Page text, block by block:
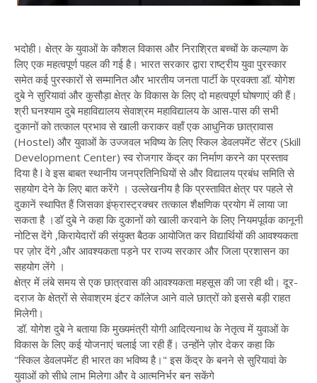
भदोही। क्षेत्र के युवाओं के कौशल विकास और निराश्रित बच्चों के कल्याण के
लिए एक महत्वपूर्ण पहल की गई है। भारत सरकार द्वारा राष्ट्रीय युवा पुरस्कार
समेत कई पुरस्कारों से सम्मानित और भारतीय जनता पार्टी के प्रवक्ता डॉ. योगेश
दुबे ने सुरियावां और कुसौड़ा क्षेत्र के विकास के लिए दो महत्वपूर्ण घोषणाएं की हैं।
श्री घनश्याम दुबे महाविद्यालय सेवाश्रम महाविद्यालय के आस-पास की सभी
दुकानों को तत्काल प्रभाव से खाली कराकर वहाँ एक आधुनिक छात्रावास
(Hostel) और युवाओं के उज्जवल भविष्य के लिए स्किल डेवलपमेंट सेंटर (Skill
Development Center) स्व रोजगार केंद्र का निर्माण करने का प्रस्ताव
दिया है l वे इस बाबत स्थानीय जनप्रतिनिधियों से और विद्यालय प्रबंध समिति से
सहयोग देने के लिए बात करेंगे । उल्लेखनीय है कि प्रस्तावित क्षेत्र पर पहले से
दुकानें स्थापित हैं जिसका इंफ्रास्ट्रक्चर तत्काल शैक्षणिक प्रयोग में लाया जा
सकता है ।डॉ दुबे ने कहा कि दुकानों को खाली करवाने के लिए नियमपूर्वक कानूनी
नोटिस देंगे ,किरायेदारों की संयुक्त बैठक आयोजित कर विद्यार्थियों की आवश्यकता
पर ज़ोर देंगे ,और आवश्यकता पड़ने पर राज्य सरकार और जिला प्रशासन का
सहयोग लेंगे ।
क्षेत्र में लंबे समय से एक छात्रवास की आवश्यकता महसूस की जा रही थी। दूर-
दराज के क्षेत्रों से सेवाश्रम इंटर कॉलेज आने वाले छात्रों को इससे बड़ी राहत
मिलेगी।
डॉ. योगेश दुबे ने बताया कि मुख्यमंत्री योगी आदित्यनाथ के नेतृत्व में युवाओं के
विकास के लिए कई योजनाएं चलाई जा रही हैं। उन्होंने ज़ोर देकर कहा कि
"स्किल डेवलपमेंट ही भारत का भविष्य है।" इस केंद्र के बनने से सुरियावां के
युवाओं को सीधे लाभ मिलेगा और वे आत्मनिर्भर बन सकेंगे